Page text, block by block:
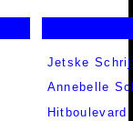
Jetske
Annebelle
Hitboulevard